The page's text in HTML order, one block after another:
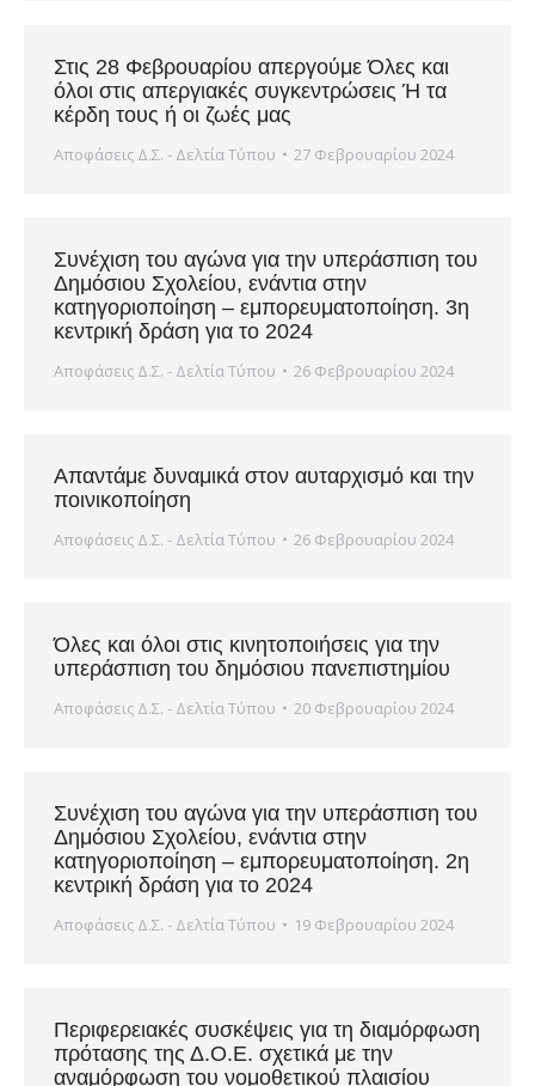
Στις 28 Φεβρουαρίου απεργούμε Όλες και
όλοι στις απεργιακές συγκεντρώσεις Ή τα
κέρδη τους ή οι ζωές μας
Αποφάσεις Δ.Σ. - Δελτία Τύπου 27 Φεβρουαρίου 2024
Συνέχιση του αγώνα για την υπεράσπιση του
Δημόσιου Σχολείου, ενάντια στην
κατηγοριοποίηση – εμπορευματοποίηση. 3η
κεντρική δράση για το 2024
Αποφάσεις Δ.Σ. - Δελτία Τύπου 26 Φεβρουαρίου 2024
Απαντάμε δυναμικά στον αυταρχισμό και την
ποινικοποίηση
Αποφάσεις Δ.Σ. - Δελτία Τύπου 26 Φεβρουαρίου 2024
Όλες και όλοι στις κινητοποιήσεις για την
υπεράσπιση του δημόσιου πανεπιστημίου
Αποφάσεις Δ.Σ. - Δελτία Τύπου 20 Φεβρουαρίου 2024
Συνέχιση του αγώνα για την υπεράσπιση του
Δημόσιου Σχολείου, ενάντια στην
κατηγοριοποίηση – εμπορευματοποίηση. 2η
κεντρική δράση για το 2024
Αποφάσεις Δ.Σ. - Δελτία Τύπου 19 Φεβρουαρίου 2024
Περιφερειακές συσκέψεις για τη διαμόρφωση
πρότασης της Δ.Ο.Ε. σχετικά με την
αναμόρφωση του νομοθετικού πλαισίου